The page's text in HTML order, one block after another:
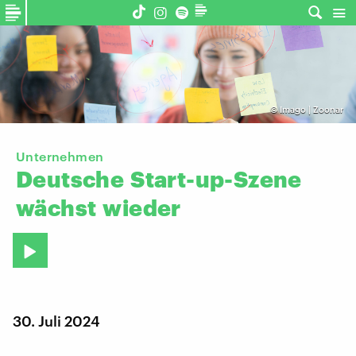
©Imago | Zoonar
Unternehmen
Deutsche Start-up-Szene
wächst wieder
30. Juli 2024